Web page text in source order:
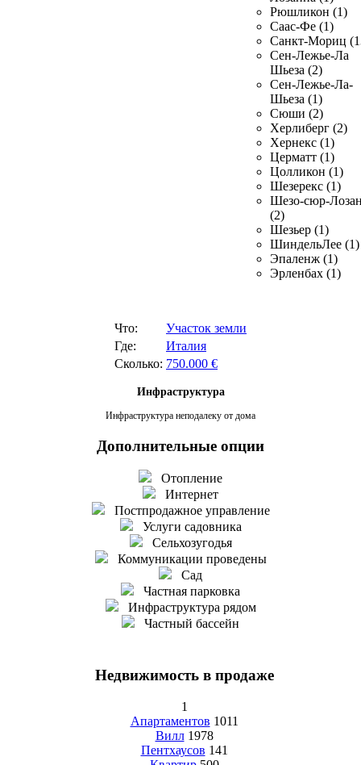
Рюшликон (1)
Саас-Фе (1)
Санкт-Мориц
Сен-Лежье-Ла
Шьеза (2)
Сен-Лежье-Ла-
Шьеза (1)
Сюши (2)
Херлиберг (2)
Хернекс (1)
Церматт (1)
Цолликон (1)
Шезерекс (1)
Шезо-сюр-
(2)
Шезьер (1)
ШиндельЛее (1)
Эпаленж (1)
Эрленбах (1)
Что:
Участок земли
Где:
Италия
Сколько: 750.000 €
Инфраструктура
Инфраструктура неподалеку от дома
Дополнительные опции
Отопление
Интернет
Постпродажное управление
Услуги садовника
Сельхозугодья
Коммуникации проведены
Сад
Частная парковка
Инфраструктура рядом
Частный бассейн
Недвижимость в продаже
1
Апартаментов 1011
Вилл 1978
Пентхаусов 141